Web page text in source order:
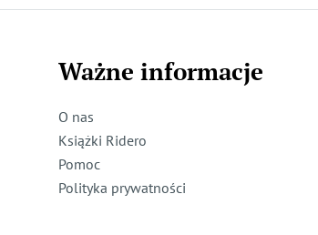
Ważne informacje
O nas
Książki Ridero
Pomoc
Polityka prywatności